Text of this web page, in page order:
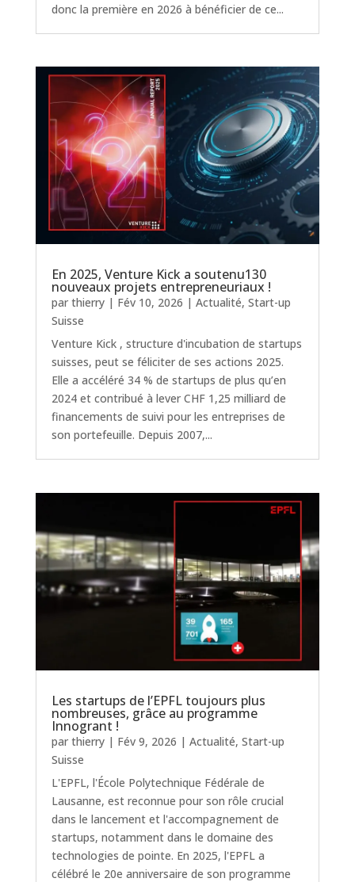
donc la première en 2026 à bénéficier de ce...
En 2025, Venture Kick a soutenu130
nouveaux projets entrepreneuriaux !
par thierry| Fév 10, 2026 | Actualité, Start-up
Suisse
Venture Kick , structure d'incubation de startups
suisses, peut se féliciter de ses actions 2025.
Elle a accéléré 34 % de startups de plus qu’en
2024 et contribué à lever CHF 1,25 milliard de
financements de suivi pour les entreprises de
son portefeuille. Depuis 2007,...
Les startups de l’EPFL toujours plus
nombreuses, grâce au programme
Innogrant !
par thierry| Fév 9, 2026 | Actualité, Start-up
Suisse
L'EPFL, l'École Polytechnique Fédérale de
Lausanne, est reconnue pour son rôle crucial
dans le lancement et l'accompagnement de
startups, notamment dans le domaine des
technologies de pointe. En 2025, l'EPFL a
célébré le 20e anniversaire de son programme